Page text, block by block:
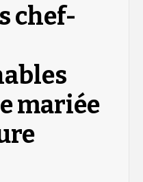
chef-
mariée